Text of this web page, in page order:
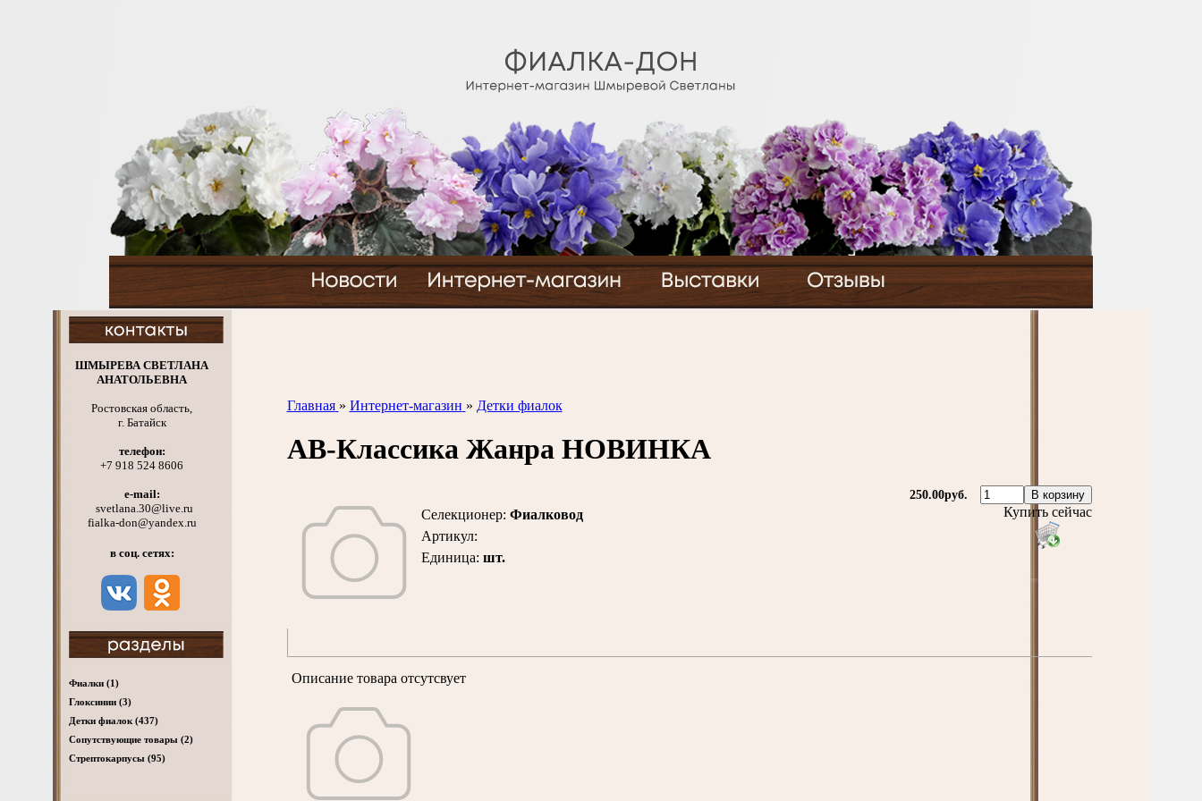
ШМЫРЕВА СВЕТЛАНА
АНАТОЛЬЕВНА
Ростовская область,
г. Батайск
телефон:
+7 918 524 8606
e-mail:
svetlana.30@live.ru
fialka-don@yandex.ru
в соц. сетях:
Фиалки (1)
Глоксинии (3)
Детки фиалок (437)
Cопутствующие товары (2)
Стрептокарпусы (95)
Главная » Интернет-магазин » Детки фиалок
АВ-Классика Жанра НОВИНКА
250.00руб.
Селекционер: Фиалковод
Артикул:
Единица: шт.
Купить сейчас
Описание товара отсутсвует